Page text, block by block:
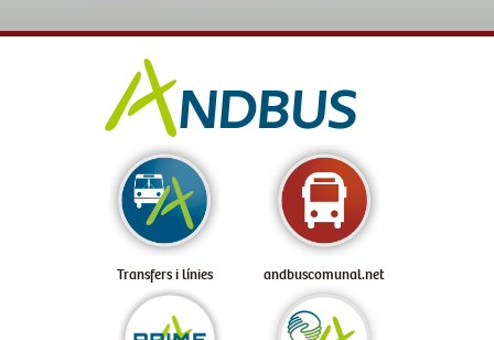
Transfers i línies andbuscomunal.net